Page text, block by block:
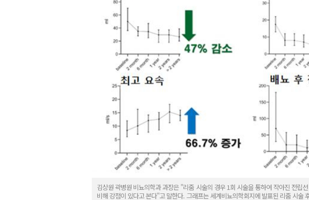
김상원 곽병원 비뇨의학과 과장은 "리줌 시술의 경우 1회 시술을 통하여 작아진 전립
비해 강점이 있다고 본다"고 말한다. 그래프는 세계비뇨의학회지에 발표된 리줌 시술